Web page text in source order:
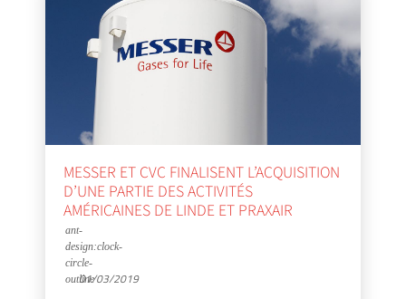
MESSER ET CVC FINALISENT L’ACQUISITION
D’UNE PARTIE DES ACTIVITÉS
AMÉRICAINES DE LINDE ET PRAXAIR
01/03/2019